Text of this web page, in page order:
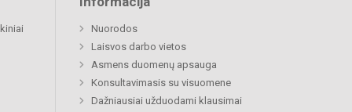
Nuorodos
Laisvos darbo vietos
Asmens duomenų apsauga
Konsultavimasis su visuomene
Dažniausiai užduodami klausimai